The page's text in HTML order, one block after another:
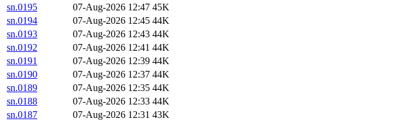
sn.0195
07-Aug-2026 12:47 45K
sn.0194
07-Aug-2026 12:45 44K
sn.0193
07-Aug-2026 12:43 44K
sn.0192
07-Aug-2026 12:41 44K
sn.0191
07-Aug-2026 12:39 44K
sn.0190
07-Aug-2026 12:37 44K
sn.0189
07-Aug-2026 12:35 44K
sn.0188
07-Aug-2026 12:33 44K
sn.0187
07-Aug-2026 12:31 43K